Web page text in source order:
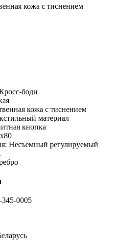
кожа с тиснением
боди
кожа с тиснением
материал
кнопка
Несъемный регулируемый
0005